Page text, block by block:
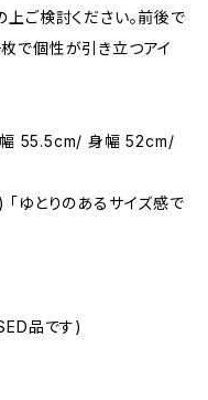
ご検討ください。前後で
で個性が引き立つアイ
55.5cm/ 身幅 52cm/
とりのあるサイズ感で
品です)